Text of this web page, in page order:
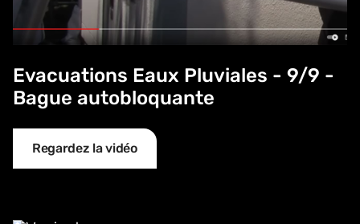
Evacuations Eaux Pluviales - 9/9 -
Bague autobloquante
Regardez la vidéo